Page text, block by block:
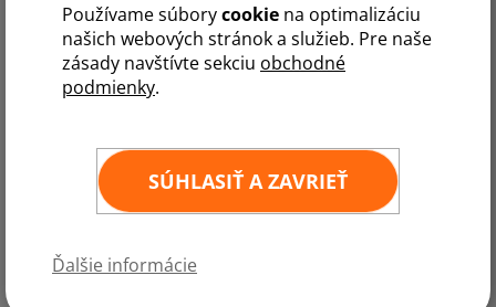
Používame súborycookie na optimalizáciu
našich webových stránok a služieb. Pre naše
zásady navštívte sekciu obchodné
podmienky.
SÚHLASIŤ A ZAVRIEŤ
Ďalšie informácie
Polobočnice bez potlače - s
oknom